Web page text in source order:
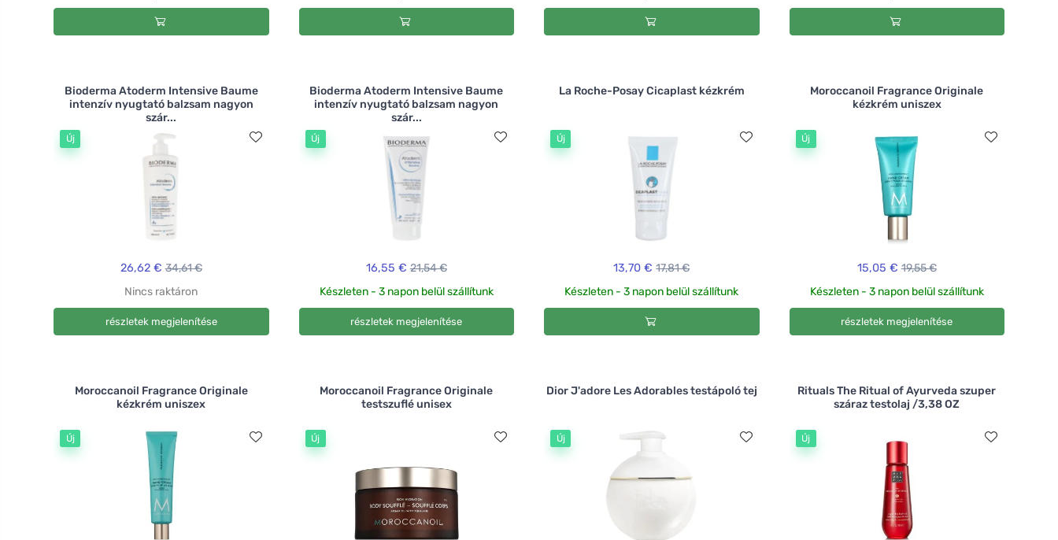
Bioderma Atoderm Intensive Baume
intenzív nyugtató balzsam nagyon
szár...
Új
26,62 € 34,61 €
Nincs raktáron
részletek megjelenítése
Bioderma Atoderm Intensive Baume
intenzív nyugtató balzsam nagyon
szár...
Új
16,55 € 21,54 €
Készleten - 3 napon belül szállítunk
részletek megjelenítése
La Roche-Posay Cicaplast kézkrém
Új
13,70 € 17,81 €
Készleten - 3 napon belül szállítunk
Moroccanoil Fragrance Originale
kézkrém uniszex
Új
15,05 € 19,55 €
Készleten - 3 napon belül szállítunk
részletek megjelenítése
Moroccanoil Fragrance Originale
kézkrém uniszex
Új
Moroccanoil Fragrance Originale
testszuflé unisex
Új
Dior J'adore Les Adorables testápoló tej
Új
Rituals The Ritual of Ayurveda szuper
száraz testolaj /3,38 OZ
Új